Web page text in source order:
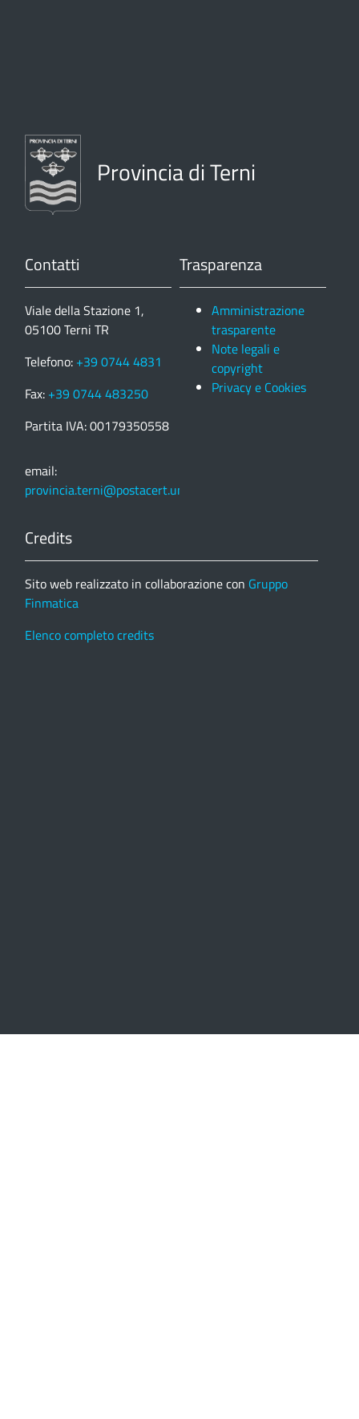
Provincia di Terni
Contatti
Viale della Stazione 1,
05100 Terni TR
Telefono: +39 0744 4831
Fax: +39 0744 483250
Partita IVA: 00179350558
email:
provincia.terni@postacert.umbria.it
Trasparenza
Amministrazione
trasparente
Note legali e
copyright
Privacy e Cookies
Credits
Sito web realizzato in collaborazione con Gruppo
Finmatica
Elenco completo credits